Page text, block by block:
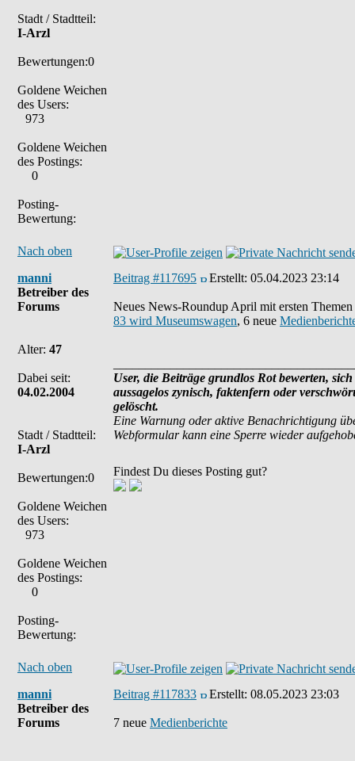
Stadt / Stadtteil:
I-Arzl
Bewertungen:0
Goldene Weichen
des Users:
973
Goldene Weichen
des Postings:
0
Posting-
Bewertung:
Nach oben
manni
Betreiber des
Forums
Alter: 47
Dabei seit:
04.02.2004
Stadt / Stadtteil:
I-Arzl
Bewertungen:0
Goldene Weichen
des Users:
973
Goldene Weichen
des Postings:
0
Posting-
Bewertung:
Beitrag #117695 Erstellt: 05.04.2023 23:14
Neues News-Roundup April mit ersten Themen
83 wird Museumswagen, 6 neue
User, die Beiträge grundlos Rot bewerten,
aussagelos zynisch, faktenfern oder
gelöscht.
Eine Warnung oder aktive Benachrichtigung
Webformular kann eine Sperre wieder
Findest Du dieses Posting gut?
Nach oben
manni
Betreiber des
Forums
Beitrag #117833 Erstellt: 08.05.2023 23:03
7 neue Medienberichte